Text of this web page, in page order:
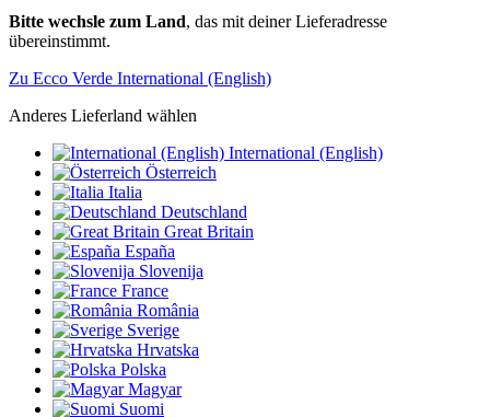
Bitte wechsle zum Land, das mit deiner Lieferadresse
übereinstimmt.
Zu Ecco Verde International (English)
Anderes Lieferland wählen
International (English)
Österreich
Italia
Deutschland
Great Britain
España
Slovenija
France
România
Sverige
Hrvatska
Polska
Magyar
Suomi